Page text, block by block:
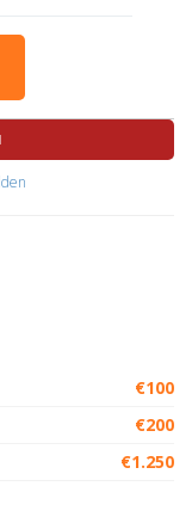
€100
€200
€1.250